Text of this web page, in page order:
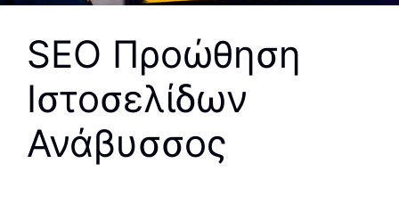
SEO Προώθηση
Ιστοσελίδων
Ανάβυσσος